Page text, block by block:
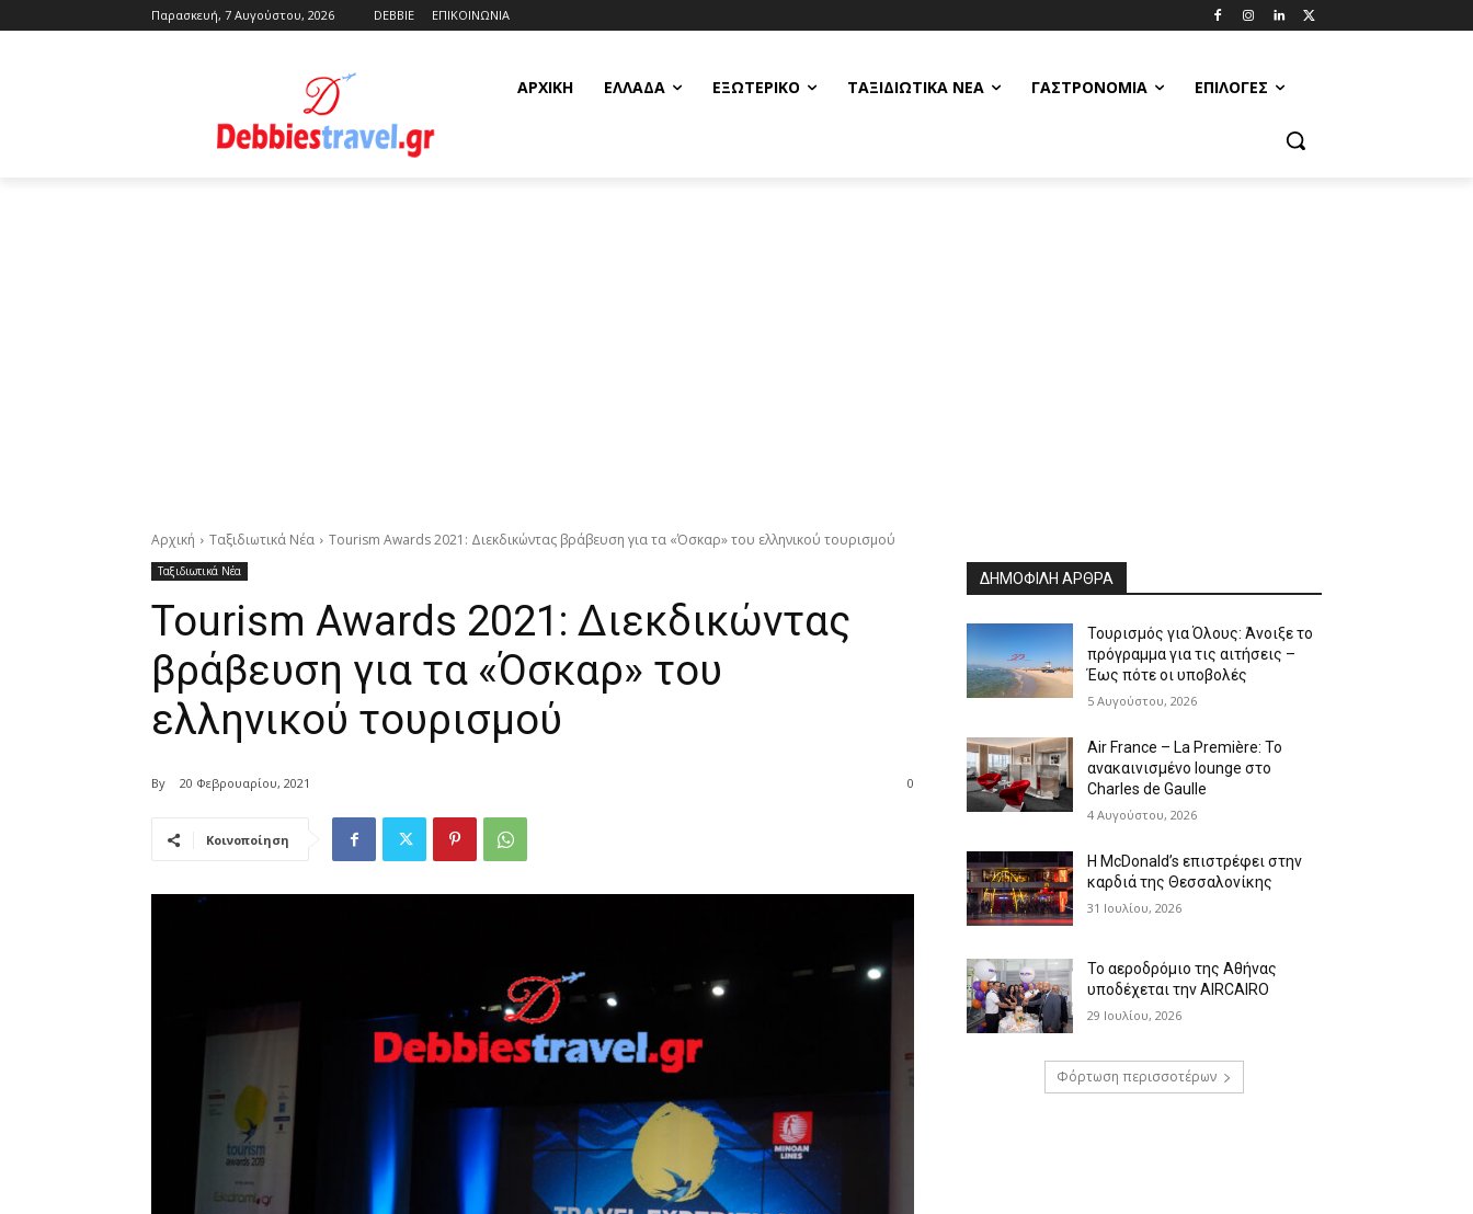
Παρασκευή, 7 Αυγούστου, 2026 DEBBIE ΕΠΙΚΟΙΝΩΝΙΑ
ΑΡΧΙΚΗ ΕΛΛΆΔΑ ΕΞΩΤΕΡΙΚΌ ΤΑΞΙΔΙΩΤΙΚΆ ΝΈΑ ΓΑΣΤΡΟΝΟΜΊΑ ΕΠΙΛΟΓΈΣ
Αρχική Ταξιδιωτικά Νέα Tourism Awards 2021: Διεκδικώντας βράβευση για τα «Όσκαρ» του ελληνικού τουρισμού
Ταξιδιωτικά Νέα
Tourism Awards 2021: Διεκδικώντας
βράβευση για τα «Όσκαρ» του
ελληνικού τουρισμού
By 20 Φεβρουαρίου, 2021 0
Κοινοποίηση
ΔΗΜΟΦΙΛΗ ΑΡΘΡΑ
Τουρισμός για Όλους: Άνοιξε το
πρόγραμμα για τις αιτήσεις –
Έως πότε οι υποβολές
5 Αυγούστου, 2026
Air France – La Première: Το
ανακαινισμένο lounge στο
Charles de Gaulle
4 Αυγούστου, 2026
Η McDonald’s επιστρέφει στην
καρδιά της Θεσσαλονίκης
31 Ιουλίου, 2026
Το αεροδρόμιο της Αθήνας
υποδέχεται την AIRCAIRO
29 Ιουλίου, 2026
Φόρτωση περισσοτέρων